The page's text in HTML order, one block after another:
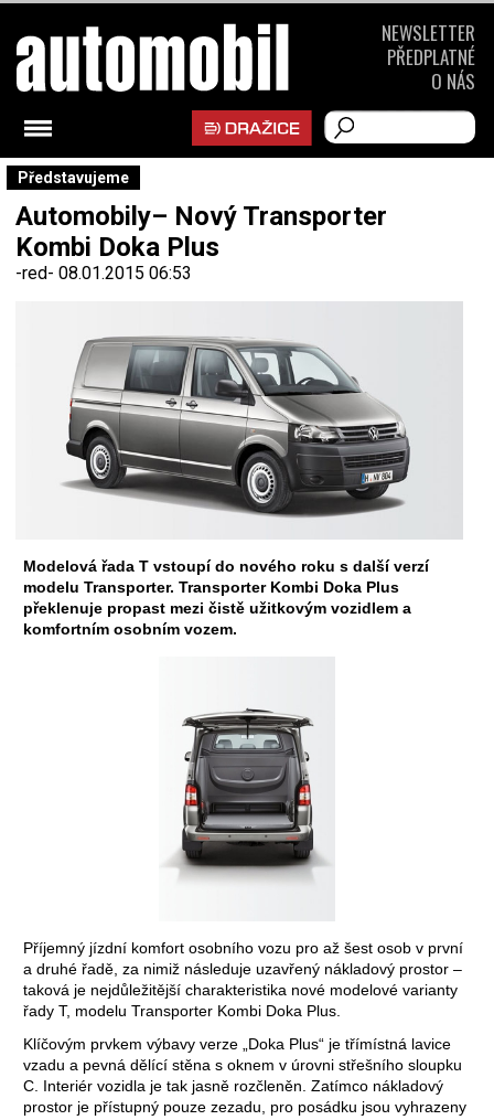
Představujeme
Automobily– Nový Transporter
Kombi Doka Plus
-red- 08.01.2015 06:53
Modelová řada T vstoupí do nového roku s další verzí
modelu Transporter. Transporter Kombi Doka Plus
překlenuje propast mezi čistě užitkovým vozidlem a
komfortním osobním vozem.
Příjemný jízdní komfort osobního vozu pro až šest osob v první
a druhé řadě, za nimiž následuje uzavřený nákladový prostor –
taková je nejdůležitější charakteristika nové modelové varianty
řady T, modelu Transporter Kombi Doka Plus.
Klíčovým prvkem výbavy verze „Doka Plus“ je třímístná lavice
vzadu a pevná dělící stěna s oknem v úrovni střešního sloupku
C. Interiér vozidla je tak jasně rozčleněn. Zatímco nákladový
prostor je přístupný pouze zezadu, pro posádku jsou vyhrazeny
NEWSLETTER
PŘEDPLATNÉ
O NÁS